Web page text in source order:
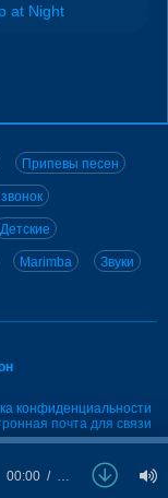
at Night
Припевы песен
Детские
Marimba Звуки
конфиденциальности
почта для связи
00:00 …